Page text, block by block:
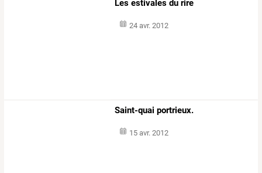
Les estivales du rire
24 avr. 2012
Saint-quai portrieux.
15 avr. 2012